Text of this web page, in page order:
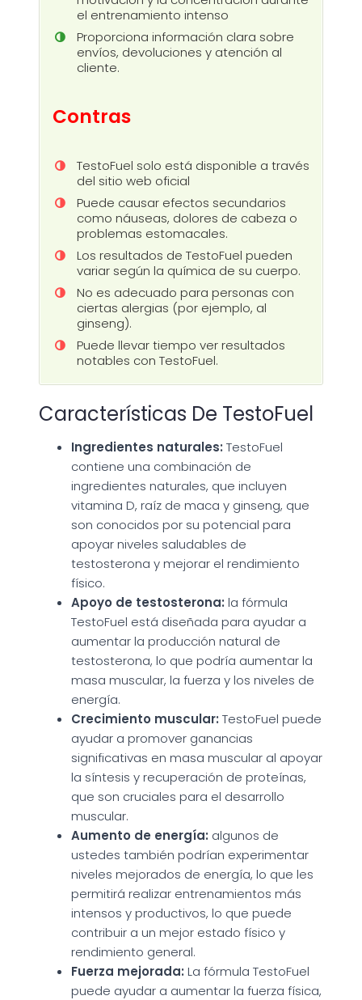
el entrenamiento intenso
Proporciona información clara sobre
envíos, devoluciones y atención al
cliente.
Contras
TestoFuel solo está disponible a través
del sitio web oficial
Puede causar efectos secundarios
como náuseas, dolores de cabeza o
problemas estomacales.
Los resultados de TestoFuel pueden
variar según la química de su cuerpo.
No es adecuado para personas con
ciertas alergias (por ejemplo, al
ginseng).
Puede llevar tiempo ver resultados
notables con TestoFuel.
Características De TestoFuel
Ingredientes naturales: TestoFuel
contiene una combinación de
ingredientes naturales, que incluyen
vitamina D, raíz de maca y ginseng, que
son conocidos por su potencial para
apoyar niveles saludables de
testosterona y mejorar el rendimiento
físico.
Apoyo de testosterona: la fórmula
TestoFuel está diseñada para ayudar a
aumentar la producción natural de
testosterona, lo que podría aumentar la
masa muscular, la fuerza y los niveles de
energía.
Crecimiento muscular: TestoFuel puede
ayudar a promover ganancias
significativas en masa muscular al apoyar
la síntesis y recuperación de proteínas,
que son cruciales para el desarrollo
muscular.
Aumento de energía: algunos de
ustedes también podrían experimentar
niveles mejorados de energía, lo que les
permitirá realizar entrenamientos más
intensos y productivos, lo que puede
contribuir a un mejor estado físico y
rendimiento general.
Fuerza mejorada: La fórmula TestoFuel
puede ayudar a aumentar la fuerza física,